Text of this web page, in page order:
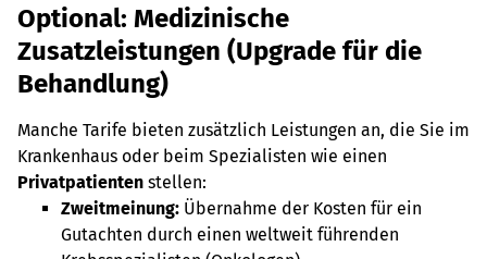
Optional: Medizinische
Zusatzleistungen (Upgrade für die
Behandlung)
Manche Tarife bieten zusätzlich Leistungen an, die Sie im
Krankenhaus oder beim Spezialisten wie einen
Privatpatienten stellen:
Zweitmeinung: Übernahme der Kosten für ein
Gutachten durch einen weltweit führenden